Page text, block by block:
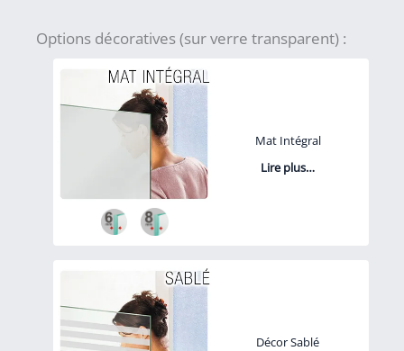
Options décoratives (sur verre transparent) :
Mat Intégral
Lire plus…
Décor Sablé